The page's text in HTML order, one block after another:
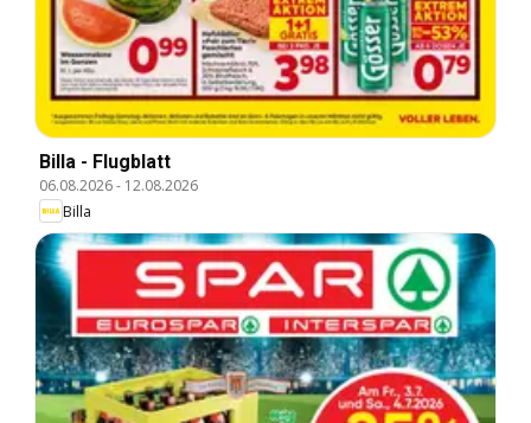
Billa - Flugblatt
06.08.2026- 12.08.2026
Billa